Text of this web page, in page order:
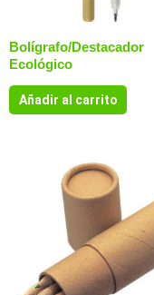
Bolígrafo/Destacador
Ecológico
Añadir al carrito